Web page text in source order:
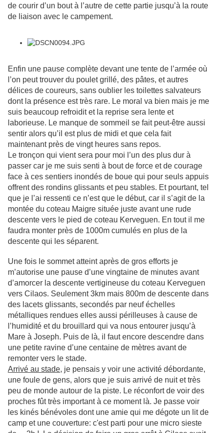
de courir d’un bout à l’autre de cette partie jusqu’à la route
de liaison avec le campement.
Enfin une pause complète devant une tente de l’armée où
l’on peut trouver du poulet grillé, des pâtes, et autres
délices de coureurs, sans oublier les toilettes salvateurs
dont la présence est très rare. Le moral va bien mais je me
suis beaucoup refroidit et la reprise sera lente et
laborieuse. Le manque de sommeil se fait peut-être aussi
sentir alors qu’il est plus de midi et que cela fait
maintenant près de vingt heures sans repos.
Le tronçon qui vient sera pour moi l’un des plus dur à
passer car je me suis senti à bout de force et de courage
face à ces sentiers inondés de boue qui pour seuls appuis
offrent des rondins glissants et peu stables. Et pourtant, tel
que je l’ai ressenti ce n’est que le début, car il s’agit de la
montée du coteau Maigre située juste avant une rude
descente vers le pied de coteau Kerveguen. En tout il me
faudra monter près de 1000m cumulés en plus de la
descente qui les séparent.
Une fois le sommet atteint après de gros efforts je
m’autorise une pause d’une vingtaine de minutes avant
d’amorcer la descente vertigineuse du coteau Kerveguen
vers Cilaos. Seulement 3km mais 800m de descente dans
des lacets glissants, secondés par neuf échelles
métalliques rendues elles aussi périlleuses à cause de
l’humidité et du brouillard qui va nous entourer jusqu’à
Mare à Joseph. Puis de là, il faut encore descendre dans
une petite ravine d’une centaine de mètres avant de
remonter vers le stade.
Arrivé au stade, je pensais y voir une activité débordante,
une foule de gens, alors que je suis arrivé de nuit et très
peu de monde autour de la piste. Le réconfort de voir des
proches fût très important à ce moment là. Je passe voir
les kinés bénévoles dont une amie qui me dégote un lit de
camp et une couverture: c'est parti pour une micro sieste